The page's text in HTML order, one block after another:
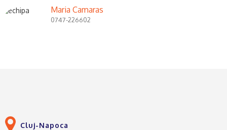
Maria Camaras
0747-226602
Cluj-Napoca